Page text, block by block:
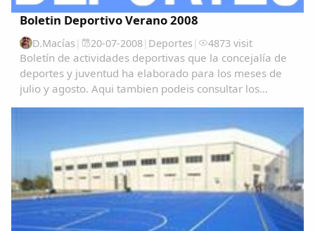
Boletin Deportivo Verano 2008
D.Macías | 20-07-2008| Deportes | 4873 visit
Boletín de actividades deportivas que la concejalía de
deportes y juventud ha elaborado para los meses de
julio y agosto. Aqui tambien podeis consultar los